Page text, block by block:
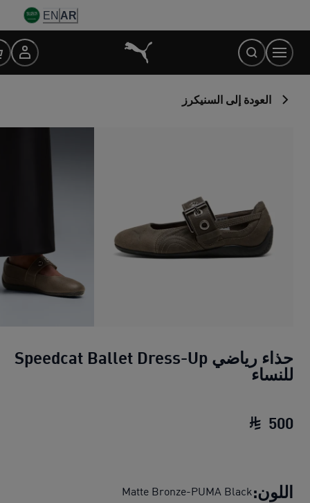
Content
AR
EN
العودة إلى السنيكرز
حذاء رياضي Speedcat Ballet Dress-Up
للنساء
500
اللون:Matte Bronze-PUMA Black